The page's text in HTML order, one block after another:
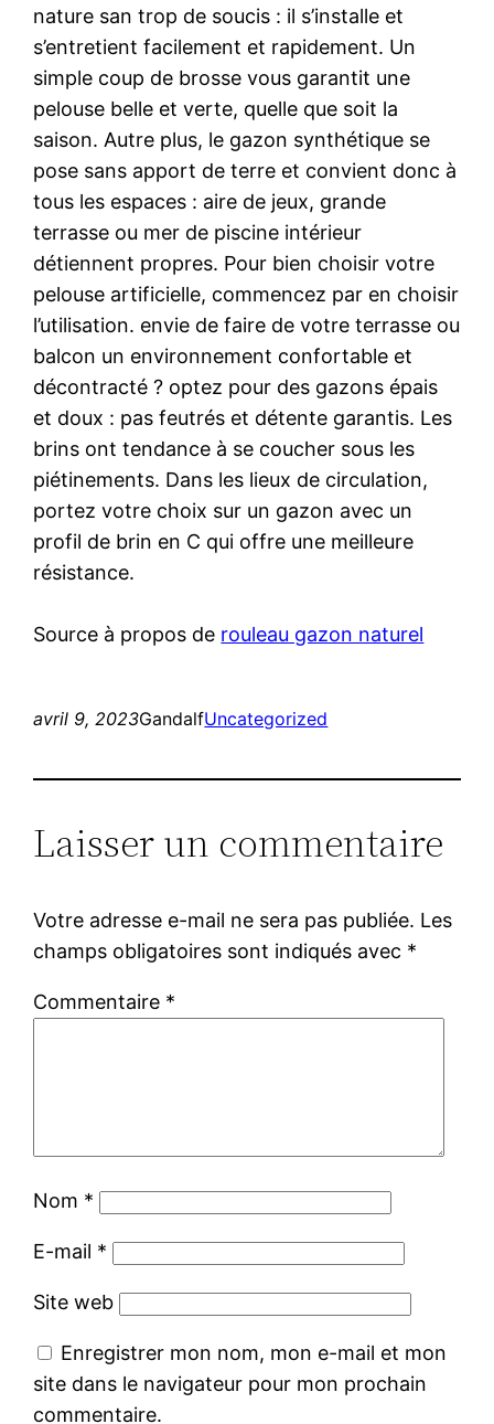
nature san trop de soucis : il s’installe et
s’entretient facilement et rapidement. Un
simple coup de brosse vous garantit une
pelouse belle et verte, quelle que soit la
saison. Autre plus, le gazon synthétique se
pose sans apport de terre et convient donc à
tous les espaces : aire de jeux, grande
terrasse ou mer de piscine intérieur
détiennent propres. Pour bien choisir votre
pelouse artificielle, commencez par en choisir
l’utilisation. envie de faire de votre terrasse ou
balcon un environnement confortable et
décontracté ? optez pour des gazons épais
et doux : pas feutrés et détente garantis. Les
brins ont tendance à se coucher sous les
piétinements. Dans les lieux de circulation,
portez votre choix sur un gazon avec un
profil de brin en C qui offre une meilleure
résistance.
Source à propos de rouleau gazon naturel
avril 9, 2023GandalfUncategorized
Laisser un commentaire
Votre adresse e-mail ne sera pas publiée. Les
champs obligatoires sont indiqués avec *
Commentaire *
Nom *
E-mail *
Site web
Enregistrer mon nom, mon e-mail et mon
site dans le navigateur pour mon prochain
commentaire.